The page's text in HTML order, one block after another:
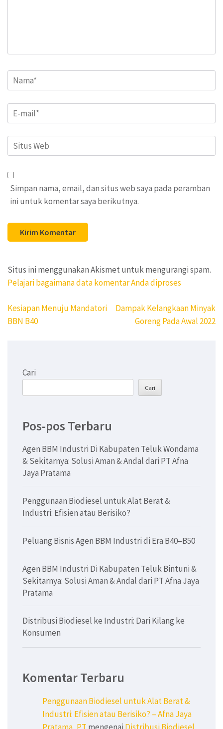
Name*
Email*
Situs
Web
Simpan nama, email, dan situs web saya pada peramban
ini untuk komentar saya berikutnya.
Situs ini menggunakan Akismet untuk mengurangi spam.
Pelajari bagaimana data komentar Anda diproses
Navigasi
pos
Kesiapan Menuju Mandatori
BBN B40
Dampak Kelangkaan Minyak
Goreng Pada Awal 2022
Cari
Cari
Pos-pos Terbaru
Agen BBM Industri Di Kabupaten Teluk Wondama
& Sekitarnya: Solusi Aman & Andal dari PT Afna
Jaya Pratama
Penggunaan Biodiesel untuk Alat Berat &
Industri: Efisien atau Berisiko?
Peluang Bisnis Agen BBM Industri di Era B40–B50
Agen BBM Industri Di Kabupaten Teluk Bintuni &
Sekitarnya: Solusi Aman & Andal dari PT Afna Jaya
Pratama
Distribusi Biodiesel ke Industri: Dari Kilang ke
Konsumen
Komentar Terbaru
Penggunaan Biodiesel untuk Alat Berat &
Industri: Efisien atau Berisiko? – Afna Jaya